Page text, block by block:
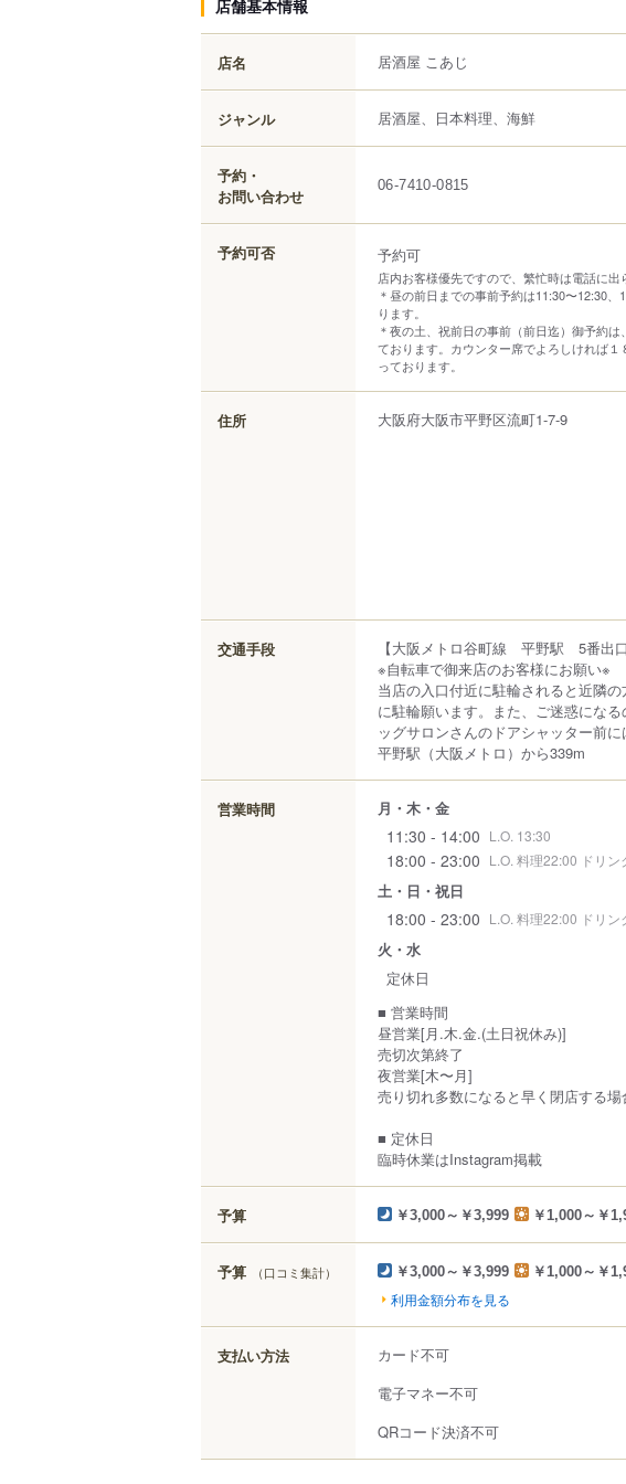
店舗基本情報
店名 居酒屋 こあじ
ジャンル 居酒屋、日本料理、海鮮
予約・
お問い合わせ
06-7410-0815
予約可否 予約可
店内お客様優先ですので、繁忙時は電話に出
＊昼の前日までの事前予約は11:30〜12:30
ります。
＊夜の土、祝前日の事前（前日迄）御予約
ております。カウンター席でよろしければ
っております。
住所 大阪府大阪市平野区流町1-7-9
交通手段
【大阪メトロ谷町線 平野駅 5番出口
※自転車で御来店のお客様にお願い※
当店の入口付近に駐輪されると近隣
に駐輪願います。また、ご迷惑にな
ッグサロンさんのドアシャッター前
平野駅（大阪メトロ）から339m
営業時間 月・木・金
11:30 - 14:00 L.O. 13:30
18:00 - 23:00 L.O. 料理22:00 ドリン
土・日・祝日
18:00 - 23:00 L.O. 料理22:00 ドリン
火・水
定休日
■ 営業時間
昼営業[月.木.金.(土日祝休み)]
売切次第終了
夜営業[木〜月]
売り切れ多数になると早く閉店する場
■ 定休日
臨時休業はInstagram掲載
予算 ￥3,000～￥3,999 ￥1,000～￥
予算 （口コミ集計） ￥3,000～￥3,999 ￥1,000～￥
利用金額分布を見る
支払い方法
カード不可
電子マネー不可
QRコード決済不可